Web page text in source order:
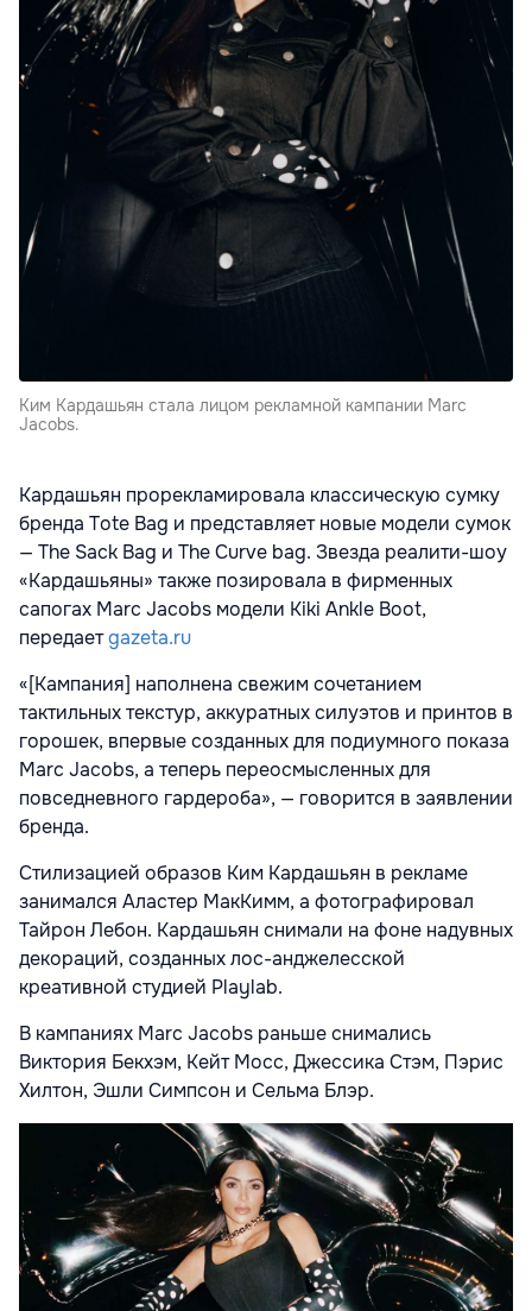
Ким Кардашьян стала лицом рекламной кампании Marc
Jacobs.
Кардашьян прорекламировала классическую сумку
бренда Tote Bag и представляет новые модели сумок
— The Sack Bag и The Curve bag. Звезда реалити-шоу
«Кардашьяны» также позировала в фирменных
сапогах Marc Jacobs модели Kiki Ankle Boot,
передаетgazeta.ru
«[Кампания] наполнена свежим сочетанием
тактильных текстур, аккуратных силуэтов и принтов в
горошек, впервые созданных для подиумного показа
Marc Jacobs, а теперь переосмысленных для
повседневного гардероба», — говорится в заявлении
бренда.
Стилизацией образов Ким Кардашьян в рекламе
занимался Аластер МакКимм, а фотографировал
Тайрон Лебон. Кардашьян снимали на фоне надувных
декораций, созданных лос-анджелесской
креативной студией Playlab.
В кампаниях Marc Jacobs раньше снимались
Виктория Бекхэм, Кейт Мосс, Джессика Стэм, Пэрис
Хилтон, Эшли Симпсон и Сельма Блэр.